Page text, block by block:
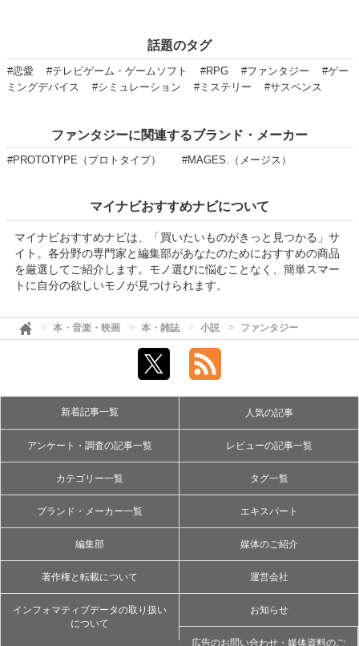
話題のタグ
#恋愛 #テレビゲーム・ゲームソフト #RPG #ファンタジー
#ゲー
ミングデバイス
#シミュレーション #ミステリー #サスペンス
ファンタジーに関連するブランド・メーカー
#PROTOTYPE（プロトタイプ） #MAGES.（メージス）
マイナビおすすめナビについて
マイナビおすすめナビは、「買いたいものがきっと見つかる」サ
イト。各分野の専門家と編集部があなたのためにおすすめの商品
を厳選してご紹介します。モノ選びに悩むことなく、簡単スマー
トに自分の欲しいモノが見つけられます。
本・音楽・映画 本・雑誌 小説 ファンタジー
新着記事一覧 人気の記事
アンケート・調査の記事一覧 レビューの記事一覧
カテゴリー一覧 タグ一覧
ブランド・メーカー一覧 エキスパート
編集部 媒体のご紹介
著作権と転載について 運営会社
インフォマティブデータの取り扱い
について
お知らせ
広告のお問い合わせ・媒体資料のご